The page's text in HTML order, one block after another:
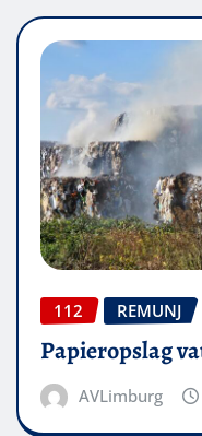
112 REMUNJ
Papieropslag
AVLimburg